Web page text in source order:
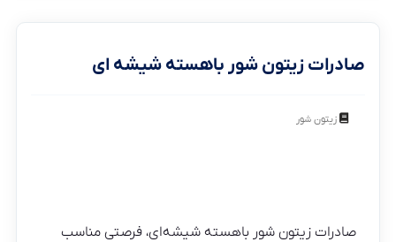
صادرات زیتون شور باهسته شیشه ای
زیتون شور
صادرات زیتون شور باهسته شیشه‌ای، فرصتی مناسب